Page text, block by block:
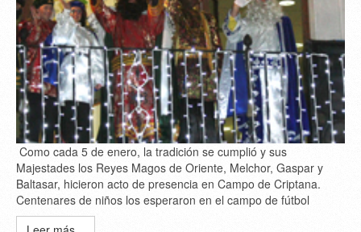
Como cada 5 de enero, la tradición se cumplió y sus
Majestades los Reyes Magos de Oriente, Melchor, Gaspar y
Baltasar, hicieron acto de presencia en Campo de Criptana.
Centenares de niños los esperaron en el campo de fútbol